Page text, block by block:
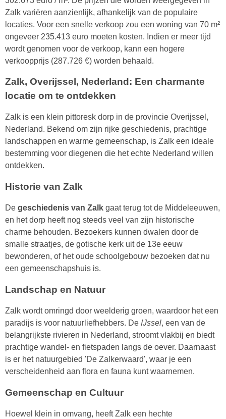
Zalk variëren aanzienlijk, afhankelijk van de populaire
locaties. Voor een snelle verkoop zou een woning van 70 m²
ongeveer 235.413 euro moeten kosten. Indien er meer tijd
wordt genomen voor de verkoop, kann een hogere
verkoopprijs (287.726 €) worden behaald.
Zalk, Overijssel, Nederland: Een charmante
locatie om te ontdekken
Zalk is een klein pittoresk dorp in de provincie Overijssel,
Nederland. Bekend om zijn rijke geschiedenis, prachtige
landschappen en warme gemeenschap, is Zalk een ideale
bestemming voor diegenen die het echte Nederland willen
ontdekken.
Historie van Zalk
De geschiedenis van Zalk gaat terug tot de Middeleeuwen,
en het dorp heeft nog steeds veel van zijn historische
charme behouden. Bezoekers kunnen dwalen door de
smalle straatjes, de gotische kerk uit de 13e eeuw
bewonderen, of het oude schoolgebouw bezoeken dat nu
een gemeenschapshuis is.
Landschap en Natuur
Zalk wordt omringd door weelderig groen, waardoor het een
paradijs is voor natuurliefhebbers. De IJssel, een van de
belangrijkste rivieren in Nederland, stroomt vlakbij en biedt
prachtige wandel- en fietspaden langs de oever. Daarnaast
is er het natuurgebied 'De Zalkerwaard', waar je een
verscheidenheid aan flora en fauna kunt waarnemen.
Gemeenschap en Cultuur
Hoewel klein in omvang, heeft Zalk een hechte